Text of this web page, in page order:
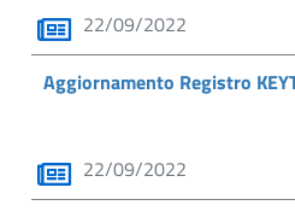
22/09/2022
Aggiornamento Registro
22/09/2022